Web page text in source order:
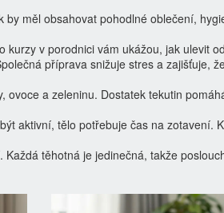
měl obsahovat pohodlné oblečení,
v porodnici vám ukážou, jak ulevit
příprava snižuje stres a zajišťuje,
a zeleninu. Dostatek tekutin
aktivní, tělo potřebuje čas na zotavení.
těhotná je jedinečná, takže